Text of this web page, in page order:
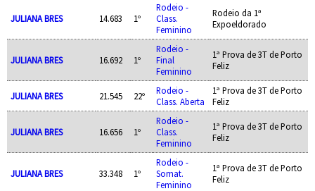
JULIANA BRES 14.683 1º
Rodeio -
Class.
Feminino
Rodeio da 1ª
Expoeldorado
JULIANA BRES 16.692 1º
Rodeio -
Final
Feminino
1ª Prova de 3T de Porto
Feliz
JULIANA BRES 21.545 22º
Rodeio -
Class. Aberta
1ª Prova de 3T de Porto
Feliz
JULIANA BRES 16.656 1º
Rodeio -
Class.
Feminino
1ª Prova de 3T de Porto
Feliz
JULIANA BRES 33.348 1º
Rodeio -
Somat.
Feminino
1ª Prova de 3T de Porto
Feliz